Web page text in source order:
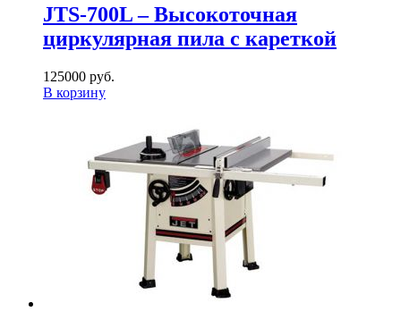
JTS-700L – Высокоточная
циркулярная пила с кареткой
125000 руб.
В корзину